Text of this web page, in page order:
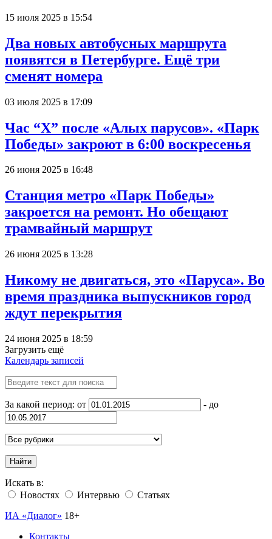
15 июля 2025 в 15:54
Два новых автобусных маршрута
появятся в Петербурге. Ещё три
сменят номера
03 июля 2025 в 17:09
Час “X” после «Алых парусов». «Парк
Победы» закроют в 6:00 воскресенья
26 июня 2025 в 16:48
Станция метро «Парк Победы»
закроется на ремонт. Но обещают
трамвайный маршрут
26 июня 2025 в 13:28
Никому не двигаться, это «Паруса». Во
время праздника выпускников город
ждут перекрытия
24 июня 2025 в 18:59
Загрузить ещё
Календарь записей
За какой период: от - до
Найти
Искать в:
Новостях
Интервью
Статьях
ИА «Диалог» 18+
Контакты